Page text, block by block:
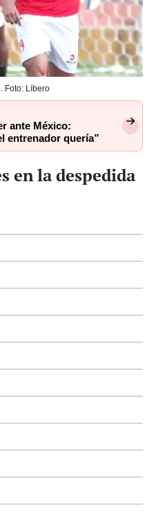
Foto: Líbero
ante México:
entrenador quería”
en la despedida